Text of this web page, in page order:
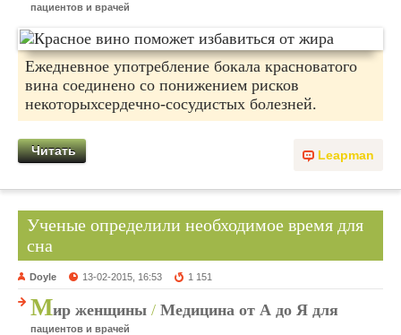
пациентов и врачей
Ежедневное употребление бокала красноватого
вина соединено со понижением рисков
некоторыхсердечно-сосудистых болезней.
Leapman
Читать
Ученые определили необходимое время для
сна
Doyle 13-02-2015, 16:53 1 151
Мир женщины / Медицина от А до Я для
пациентов и врачей